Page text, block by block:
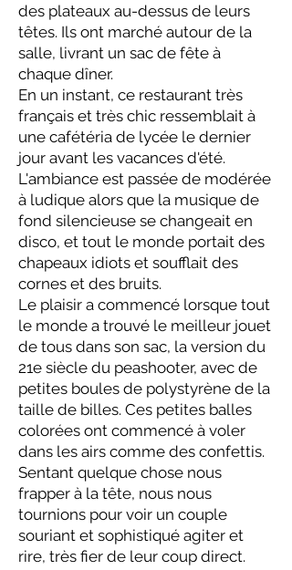
des plateaux au-dessus de leurs
têtes. Ils ont marché autour de la
salle, livrant un sac de fête à
chaque dîner.
En un instant, ce restaurant très
français et très chic ressemblait à
une cafétéria de lycée le dernier
jour avant les vacances d'été.
L'ambiance est passée de modérée
à ludique alors que la musique de
fond silencieuse se changeait en
disco, et tout le monde portait des
chapeaux idiots et soufflait des
cornes et des bruits.
Le plaisir a commencé lorsque tout
le monde a trouvé le meilleur jouet
de tous dans son sac, la version du
21e siècle du peashooter, avec de
petites boules de polystyrène de la
taille de billes. Ces petites balles
colorées ont commencé à voler
dans les airs comme des confettis.
Sentant quelque chose nous
frapper à la tête, nous nous
tournions pour voir un couple
souriant et sophistiqué agiter et
rire, très fier de leur coup direct.